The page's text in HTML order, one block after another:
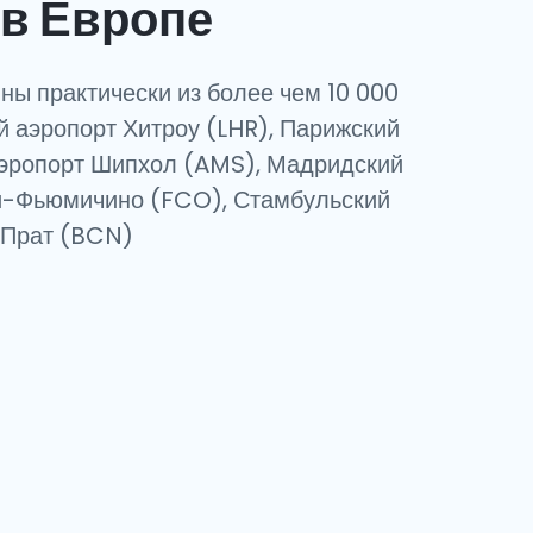
Европе
практически из более чем 10 000
аэропорт Хитроу (LHR), Парижский
Шипхол (AMS), Мадридский
Фьюмичино (FCO), Стамбульский
(BCN)